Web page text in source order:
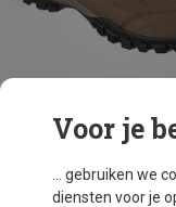
Je bespaart 16%
Voor je
... gebruiken we
diensten voor je